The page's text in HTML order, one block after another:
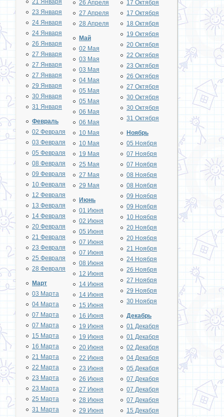
21 Января
23 Января
24 Января
24 Января
26 Января
27 Января
27 Января
27 Января
29 Января
30 Января
31 Января
Февраль
02 Февраля
03 Февраля
05 Февраля
08 Февраля
09 Февраля
10 Февраля
12 Февраля
13 Февраля
14 Февраля
20 Февраля
21 Февраля
23 Февраля
25 Февраля
28 Февраля
Март
03 Марта
04 Марта
07 Марта
07 Марта
15 Марта
16 Марта
21 Марта
22 Марта
23 Марта
23 Марта
25 Марта
31 Марта
26 Апреля
27 Апреля
28 Апреля
Май
02 Мая
03 Мая
03 Мая
04 Мая
05 Мая
05 Мая
06 Мая
06 Мая
10 Мая
10 Мая
19 Мая
25 Мая
27 Мая
29 Мая
Июнь
01 Июня
02 Июня
05 Июня
07 Июня
07 Июня
08 Июня
12 Июня
14 Июня
14 Июня
15 Июня
16 Июня
19 Июня
19 Июня
20 Июня
22 Июня
23 Июня
26 Июня
27 Июня
28 Июня
29 Июня
17 Октября
17 Октября
18 Октября
19 Октября
20 Октября
22 Октября
23 Октября
26 Октября
27 Октября
30 Октября
30 Октября
31 Октября
Ноябрь
05 Ноября
07 Ноября
07 Ноября
08 Ноября
08 Ноября
09 Ноября
09 Ноября
10 Ноября
20 Ноября
20 Ноября
21 Ноября
24 Ноября
26 Ноября
27 Ноября
29 Ноября
30 Ноября
Декабрь
01 Декабря
01 Декабря
02 Декабря
04 Декабря
05 Декабря
07 Декабря
07 Декабря
07 Декабря
15 Декабря